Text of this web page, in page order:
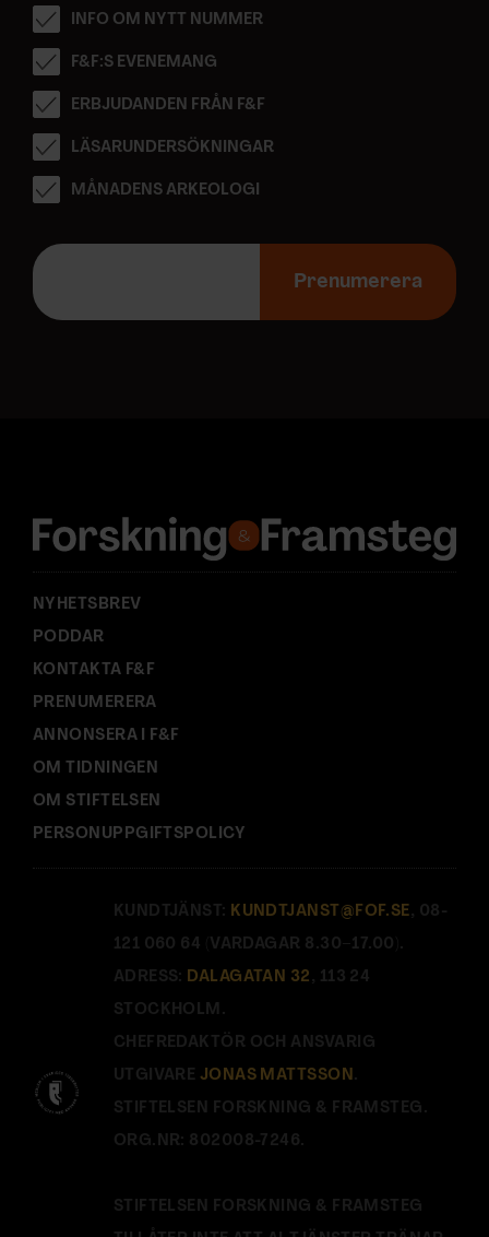
INFO OM NYTT NUMMER
F&F:S EVENEMANG
ERBJUDANDEN FRÅN F&F
LÄSARUNDERSÖKNINGAR
MÅNADENS ARKEOLOGI
E
p
s
:
Prenumerera
NYHETSBREV
PODDAR
KONTAKTA F&F
PRENUMERERA
ANNONSERA I F&F
OM TIDNINGEN
OM STIFTELSEN
PERSONUPPGIFTSPOLICY
KUNDTJÄNST: KUNDTJANST@FOF.SE , 08-
121 060 64 (VARDAGAR 8.30–17.00).
ADRESS: DALAGATAN 32 , 113 24
STOCKHOLM.
CHEFREDAKTÖR OCH ANSVARIG
UTGIVARE JONAS MATTSSON.
STIFTELSEN FORSKNING & FRAMSTEG.
ORG.NR: 802008-7246.
STIFTELSEN FORSKNING & FRAMSTEG